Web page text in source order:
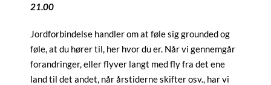
21.00
Jordforbindelse handler om at føle sig grounded og
føle, at du hører til, her hvor du er. Når vi gennemgår
forandringer, eller flyver langt med fly fra det ene
land til det andet, når årstiderne skifter osv., har vi